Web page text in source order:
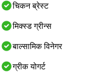
चिकन ब्रेस्ट
मिक्स्ड ग्रीन्स
बाल्सामिक विनेगर
ग्रीक योगर्ट